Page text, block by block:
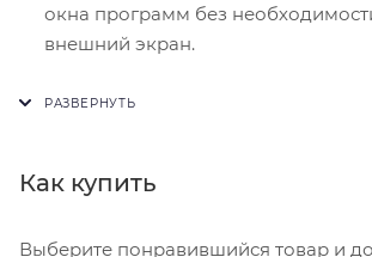
окна программ без
внешний экран.
системы охлаждения гарантирует
Энергоэффективность:
заряд батареи слишком быстро.
Как купить
Выберите понравившийся товар и